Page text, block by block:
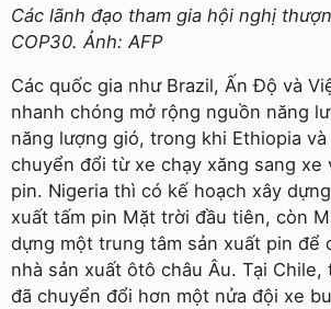
Các lãnh đạo tham gia hội nghị
COP30. Ảnh: AFP
Các quốc gia như Brazil, Ấn Độ và
nhanh chóng mở rộng nguồn năng
năng lượng gió, trong khi Ethiopia và
chuyển đổi từ xe chạy xăng sang xe
pin. Nigeria thì có kế hoạch xây
xuất tấm pin Mặt trời đầu tiên, còn
dựng một trung tâm sản xuất pin để
nhà sản xuất ôtô châu Âu. Tại Chile,
đã chuyển đổi hơn một nửa đội xe